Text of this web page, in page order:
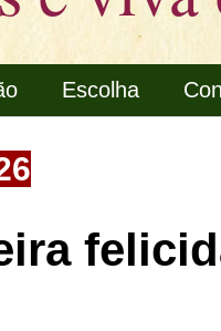
Escolha